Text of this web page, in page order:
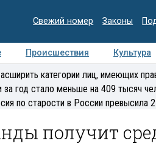
Свежий номер Законы
Происшествия Культура
Медиацентр Интервью
категории лиц, имеющих
год стало меньше на 409 тысяч
по старости в России превысила
получит